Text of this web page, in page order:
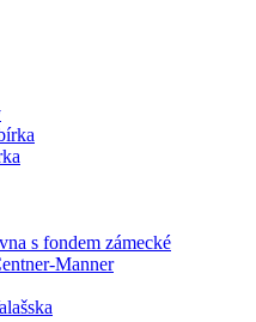
s fondem zámecké
Manner